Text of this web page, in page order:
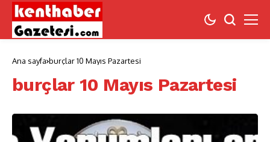
Ana sayfa burçlar 10 Mayıs Pazartesi
burçlar 10 Mayıs Pazartesi